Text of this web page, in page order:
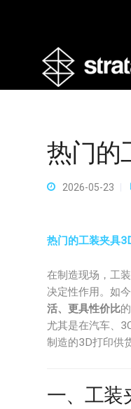
热门的
2026-05-23
热门的工装夹具
在制造现场，工
决定性作用。如
活、更具性价比
尤其是在汽车、
制造的3D打印供
一、工装